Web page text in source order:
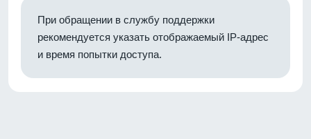
При обращении в службу поддержки
рекомендуется указать отображаемый IP-адрес
и время попытки доступа.